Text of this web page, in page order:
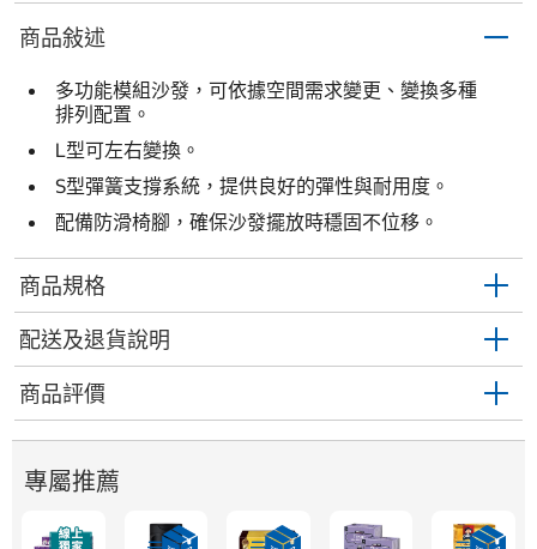
商品敍述
多功能模組沙發，可依據空間需求變更、變換多種
排列配置。
L型可左右變換。
S型彈簧支撐系統，提供良好的彈性與耐用度。
配備防滑椅腳，確保沙發擺放時穩固不位移。
商品規格
配送及退貨說明
商品評價
專屬推薦